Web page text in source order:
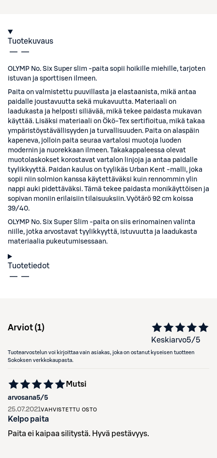
Tuotekuvaus
OLYMP No. Six Super slim -paita sopii hoikille miehille, tarjoten
istuvan ja sporttisen ilmeen.
Paita on valmistettu puuvillasta ja elastaanista, mikä antaa
paidalle joustavuutta sekä mukavuutta. Materiaali on
laadukasta ja helposti siliävää, mikä tekee paidasta mukavan
käyttää. Lisäksi materiaali on Ökö-Tex sertifioitua, mikä takaa
ympäristöystävällisyyden ja turvallisuuden. Paita on alaspäin
kapeneva, jolloin paita seuraa vartalosi muotoja luoden
modernin ja nuorekkaan ilmeen. Takakappaleessa olevat
muotolaskokset korostavat vartalon linjoja ja antaa paidalle
tyylikkyyttä. Paidan kaulus on tyylikäs Urban Kent -malli, joka
sopii niin solmion kanssa käytettäväksi kuin rennommin ylin
nappi auki pidettäväksi. Tämä tekee paidasta monikäyttöisen ja
sopivan moniin erilaisiin tilaisuuksiin. Vyötärö 92 cm koissa
39/40.
OLYMP No. Six Super Slim -paita on siis erinomainen valinta
niille, jotka arvostavat tyylikkyyttä, istuvuutta ja laadukasta
materiaalia pukeutumisessaan.
Tuotetiedot
Arviot (1)
Keskiarvo5/5
Tuotearvostelun voi kirjoittaa vain asiakas, joka on ostanut kyseisen tuotteen
Sokoksen verkkokaupasta.
arvosana5/5
Mutsi
25.07.2021VAHVISTETTU OSTO
Kelpo paita
Paita ei kaipaa silitystä. Hyvä pestävyys.